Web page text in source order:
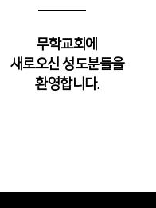
무학교회에
새로오신 성도분들을
환영합니다.